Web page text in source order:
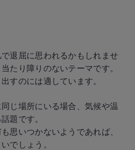
退屈に思われるかもしれませ
たり障りのないテーマです。
すのには適しています。
じ場所にいる場合、気候や温
題です。
思いつかないようであれば、
でしょう。